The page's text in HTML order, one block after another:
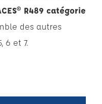
R489 catégorie
des autres
6 et 7.